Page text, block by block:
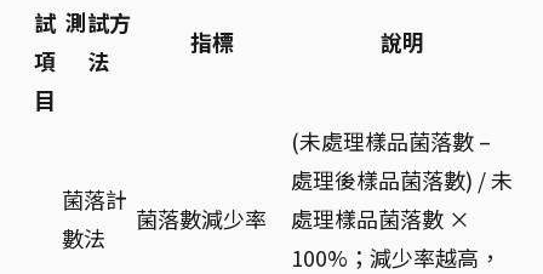
試
項
目
測試方
法
指標 說明
菌落計
數法
菌落數減少率
(未處理樣品菌落數 –
處理後樣品菌落數) / 未
處理樣品菌落數 ×
100%；減少率越高，